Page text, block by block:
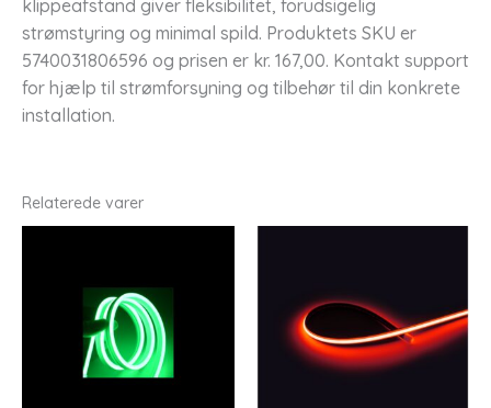
klippeafstand giver fleksibilitet, forudsigelig
strømstyring og minimal spild. Produktets SKU er
5740031806596 og prisen er kr. 167,00. Kontakt support
for hjælp til strømforsyning og tilbehør til din konkrete
installation.
Relaterede varer